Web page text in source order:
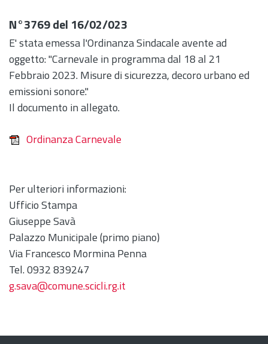
N°3769 del 16/02/023
E' stata emessa l'Ordinanza Sindacale avente ad
oggetto: "Carnevale in programma dal 18 al 21
Febbraio 2023. Misure di sicurezza, decoro urbano ed
emissioni sonore."
Il documento in allegato.
Ordinanza Carnevale
Per ulteriori informazioni:
Ufficio Stampa
Giuseppe Savà
Palazzo Municipale (primo piano)
Via Francesco Mormina Penna
Tel. 0932 839247
g.sava@comune.scicli.rg.it